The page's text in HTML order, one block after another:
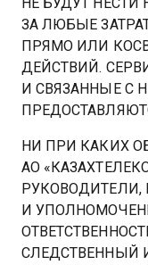
ЗА ЛЮБЫЕ
ПРЯМО ИЛИ
ДЕЙСТВИЙ.
И СВЯЗАННЫЕ С
НИ ПРИ КАКИХ
АО
РУКОВОДИТЕЛИ,
И
СЛЕДСТВЕННЫЙ